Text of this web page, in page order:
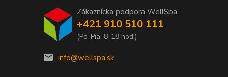
Zákaznícka podpora WellSpa
+421 910 510 111
(Po-Pia, 8-18 hod.)
info@wellspa.sk